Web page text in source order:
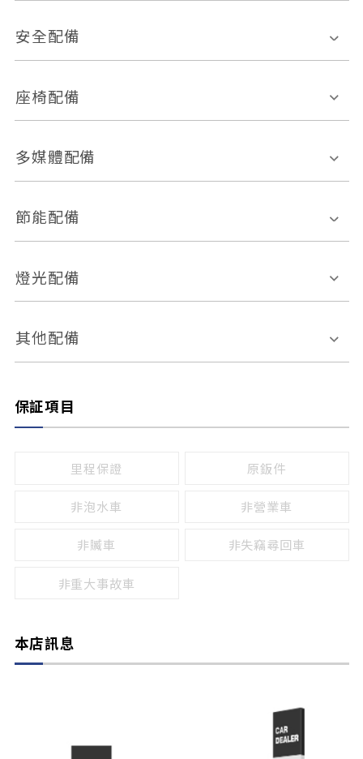
後視鏡方向指示燈
多功能方向盤
恆溫空調
安全配備
前座正面氣囊
ABS防鎖死
車道偏離警示
自動停車系統 盲點偵測系統
倒車雷達
座椅配備
皮椅
無
有
多媒體配備
外部音源接入
節能配備
引擎啟閉系統
燈光配備
感應頭燈
頭燈光源
其他配備
保証項目
里程保證 原鈑件
非泡水車 非營業車
非贓車 非失竊尋回車
非重大事故車
本店訊息